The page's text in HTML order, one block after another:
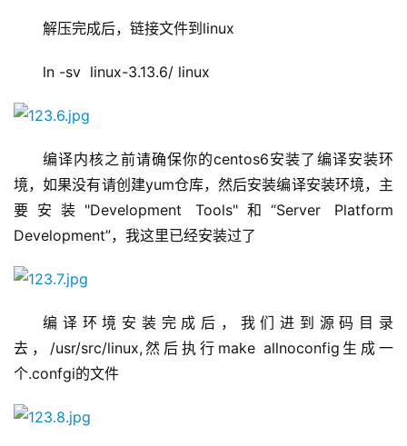
解压完成后，链接文件到linux
ln -sv  linux-3.13.6/ linux
编译内核之前请确保你的centos6安装了编译安装环
境，如果没有请创建yum仓库，然后安装编译安装环境，主
要安装"Development Tools"和“Server Platform
Development”，我这里已经安装过了
编译环境安装完成后，我们进到源码目录
去，/usr/src/linux,然后执行make allnoconfig生成一
个.confgi的文件